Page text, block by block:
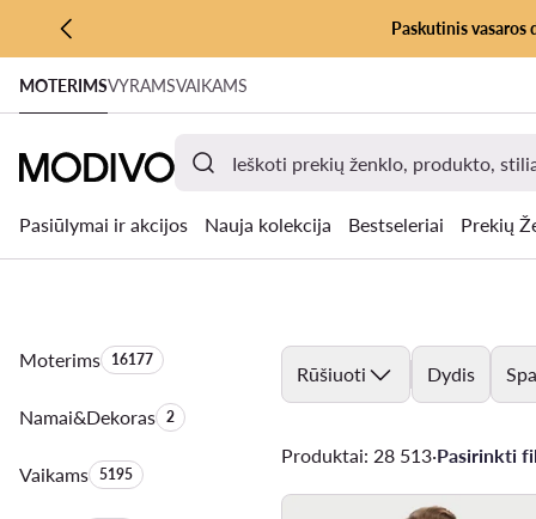
PEREITI PRIE PAGRINDINIO TURINIO
PEREITI Į PAIEŠKĄ
Paskutinis vasaros
MOTERIMSVYRAMSVAIKAMS
Pasiūlymai ir akcijos Nauja kolekcija Bestseleriai Prekių
MoterimsProduktų skaičius:
16177
Namai&DekorasProduktų skaičius:
2
VaikamsProduktų skaičius:
5195
Rūšiuoti Dydis
Produktai: 28 513·Pasirinkti